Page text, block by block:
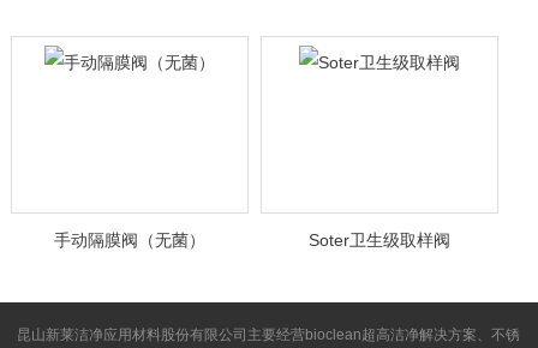
手动隔膜阀（无菌） Soter卫生级取样阀
昆山新莱洁净应用材料股份有限公司主要经营bioclean超高洁净解决方案、不锈